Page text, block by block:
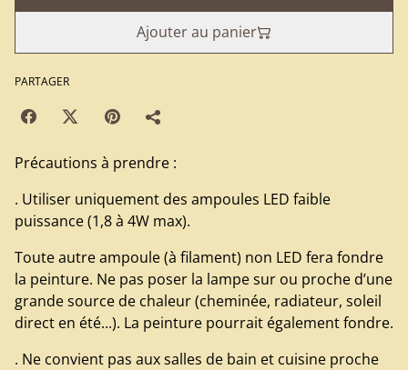
Ajouter au panier
PARTAGER
Précautions à prendre :
. Utiliser uniquement des ampoules LED faible
puissance (1,8 à 4W max).
Toute autre ampoule (à filament) non LED fera fondre
la peinture. Ne pas poser la lampe sur ou proche d’une
grande source de chaleur (cheminée, radiateur, soleil
direct en été...). La peinture pourrait également fondre.
. Ne convient pas aux salles de bain et cuisine proche